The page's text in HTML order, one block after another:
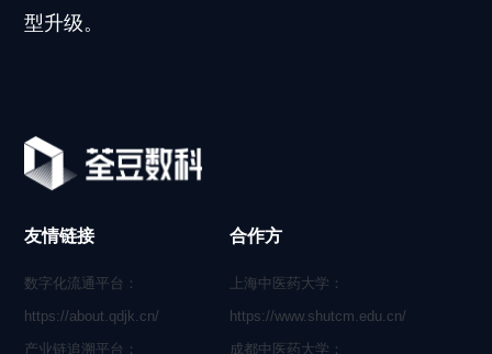
型升级。
友情链接
数字化流通平台：
https://about.qdjk.cn/
产业链追溯平台：
合作方
上海中医药大学：
https://www.shutcm.edu.cn/
成都中医药大学：